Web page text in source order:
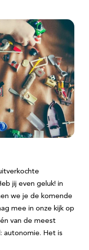
jij even geluk! in
we je de komende
mee in onze kijk op
van de meest
autonomie. Het is